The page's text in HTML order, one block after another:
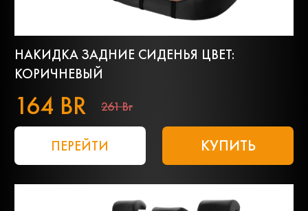
НАКИДКА ЗАДНИЕ СИДЕНЬЯ ЦВЕТ:
КОРИЧНЕВЫЙ
164 BR 261 Br
ПЕРЕЙТИ КУПИТЬ